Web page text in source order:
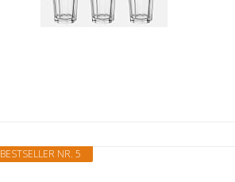
BESTSELLER NR. 5